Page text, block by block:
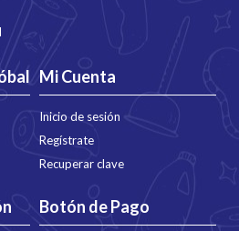
Mi Cuenta
Inicio de sesión
Regístrate
Recuperar clave
Botón de Pago